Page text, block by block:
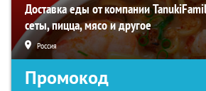
Доставка еды от компании
сеты, пицца, мясо и другое
Россия
Промокод